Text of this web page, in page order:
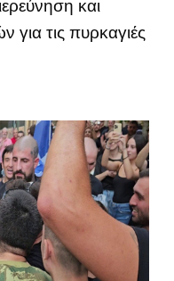
και
τις πυρκαγιές